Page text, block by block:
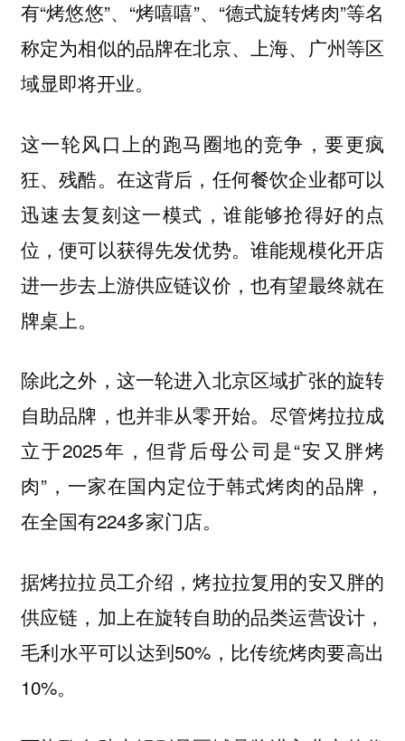
有“烤悠悠”、“烤嘻嘻”、“德式旋转烤肉”等名
称定为相似的品牌在北京、上海、广州等区
域显即将开业。
这一轮风口上的跑马圈地的竞争，要更疯
狂、残酷。在这背后，任何餐饮企业都可以
迅速去复刻这一模式，谁能够抢得好的点
位，便可以获得先发优势。谁能规模化开店
进一步去上游供应链议价，也有望最终就在
牌桌上。
除此之外，这一轮进入北京区域扩张的旋转
自助品牌，也并非从零开始。尽管烤拉拉成
立于2025年，但背后母公司是“安又胖烤
肉”，一家在国内定位于韩式烤肉的品牌，
在全国有224多家门店。
据烤拉拉员工介绍，烤拉拉复用的安又胖的
供应链，加上在旋转自助的品类运营设计，
毛利水平可以达到50%，比传统烤肉要高出
10%。